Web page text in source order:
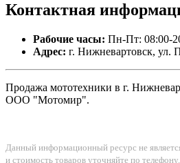
Контактная
Рабочие часы: Пн-Пт: 08:00-
Адрес: г. Нижневартовск, ул.
Продажа мототехники в г.
ООО "Мотомир".
Данный информационный ресурс не
и стоимость товаров уточняйте по